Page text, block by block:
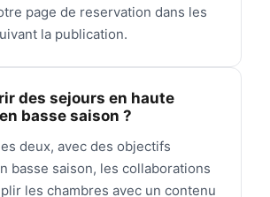
page de reservation dans les
la publication.
des sejours en haute
basse saison ?
deux, avec des objectifs
basse saison, les collaborations
les chambres avec un contenu